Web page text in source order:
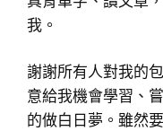
我。
謝謝所有人對我的
意給我機會學習、
的做白日夢。雖然